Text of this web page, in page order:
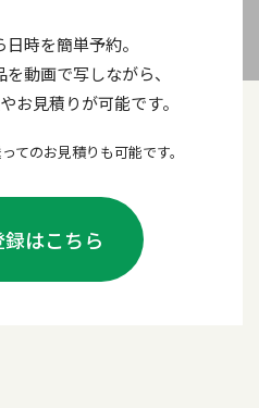
時を簡単予約。
動画で写しながら、
お見積りが可能です。
てのお見積りも可能です。
録はこちら